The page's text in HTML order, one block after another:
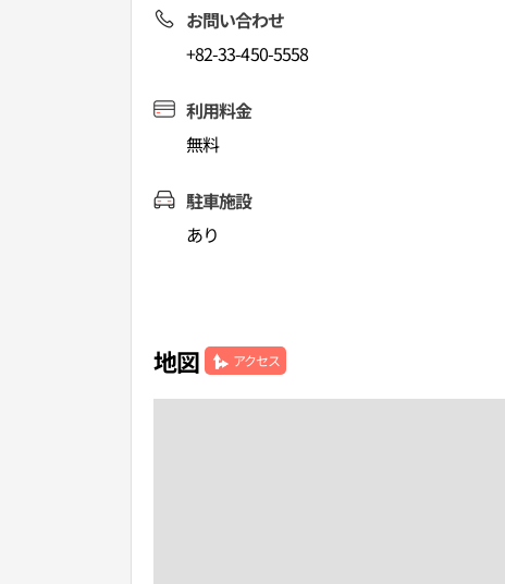
お問い合わせ
+82-33-450-5558
利用料金
無料
駐車施設
あり
地図 アクセス